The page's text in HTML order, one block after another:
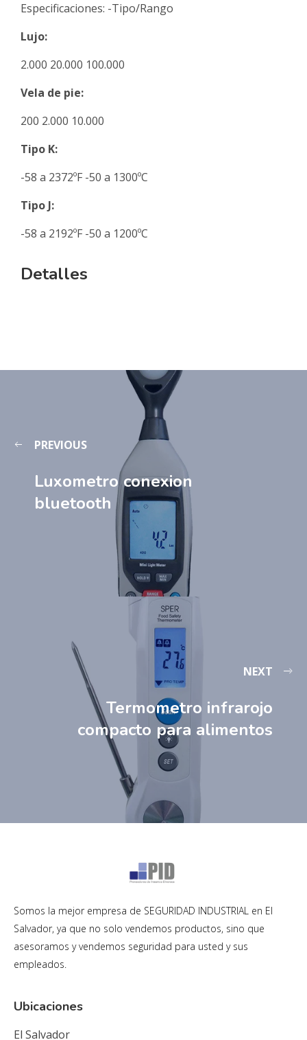
Especificaciones: -Tipo/Rango
Lujo:
2.000 20.000 100.000
Vela de pie:
200 2.000 10.000
Tipo K:
-58 a 2372ºF -50 a 1300ºC
Tipo J:
-58 a 2192ºF -50 a 1200ºC
Detalles
PREVIOUS
Luxometro conexion
bluetooth
NEXT
Termometro infrarojo
compacto para alimentos
Somos la mejor empresa de SEGURIDAD INDUSTRIAL en El
Salvador, ya que no solo vendemos productos, sino que
asesoramos y vendemos seguridad para usted y sus
empleados.
Ubicaciones
El Salvador